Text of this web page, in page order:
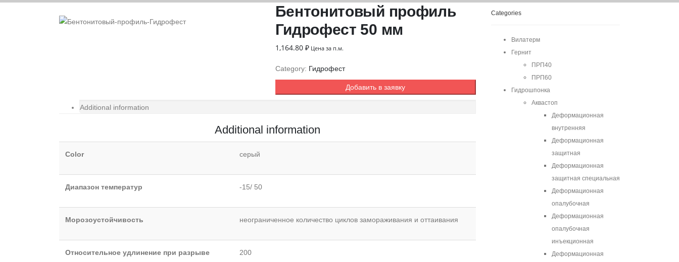
Бентонитовый профиль
Гидрофест 50 мм
1,164.80 ₽Цена за п.м.
Category: Гидрофест
Добавить в заявку
Additional information
Additional information
Color серый
Диапазон температур -15/ 50
Морозоустойчивость неограниченное количество циклов замораживания и оттаивания
Относительное удлинение при разрыве 200
Categories
Вилатерм
Гернит
ПРП40
ПРП60
Гидрошпонка
Аквастоп
Деформационная
внутренняя
Деформационная
защитная
Деформационная
защитная специальная
Деформационная
опалубочная
Деформационная
опалубочная
инъекционная
Деформационная